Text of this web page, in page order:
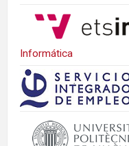
Informática